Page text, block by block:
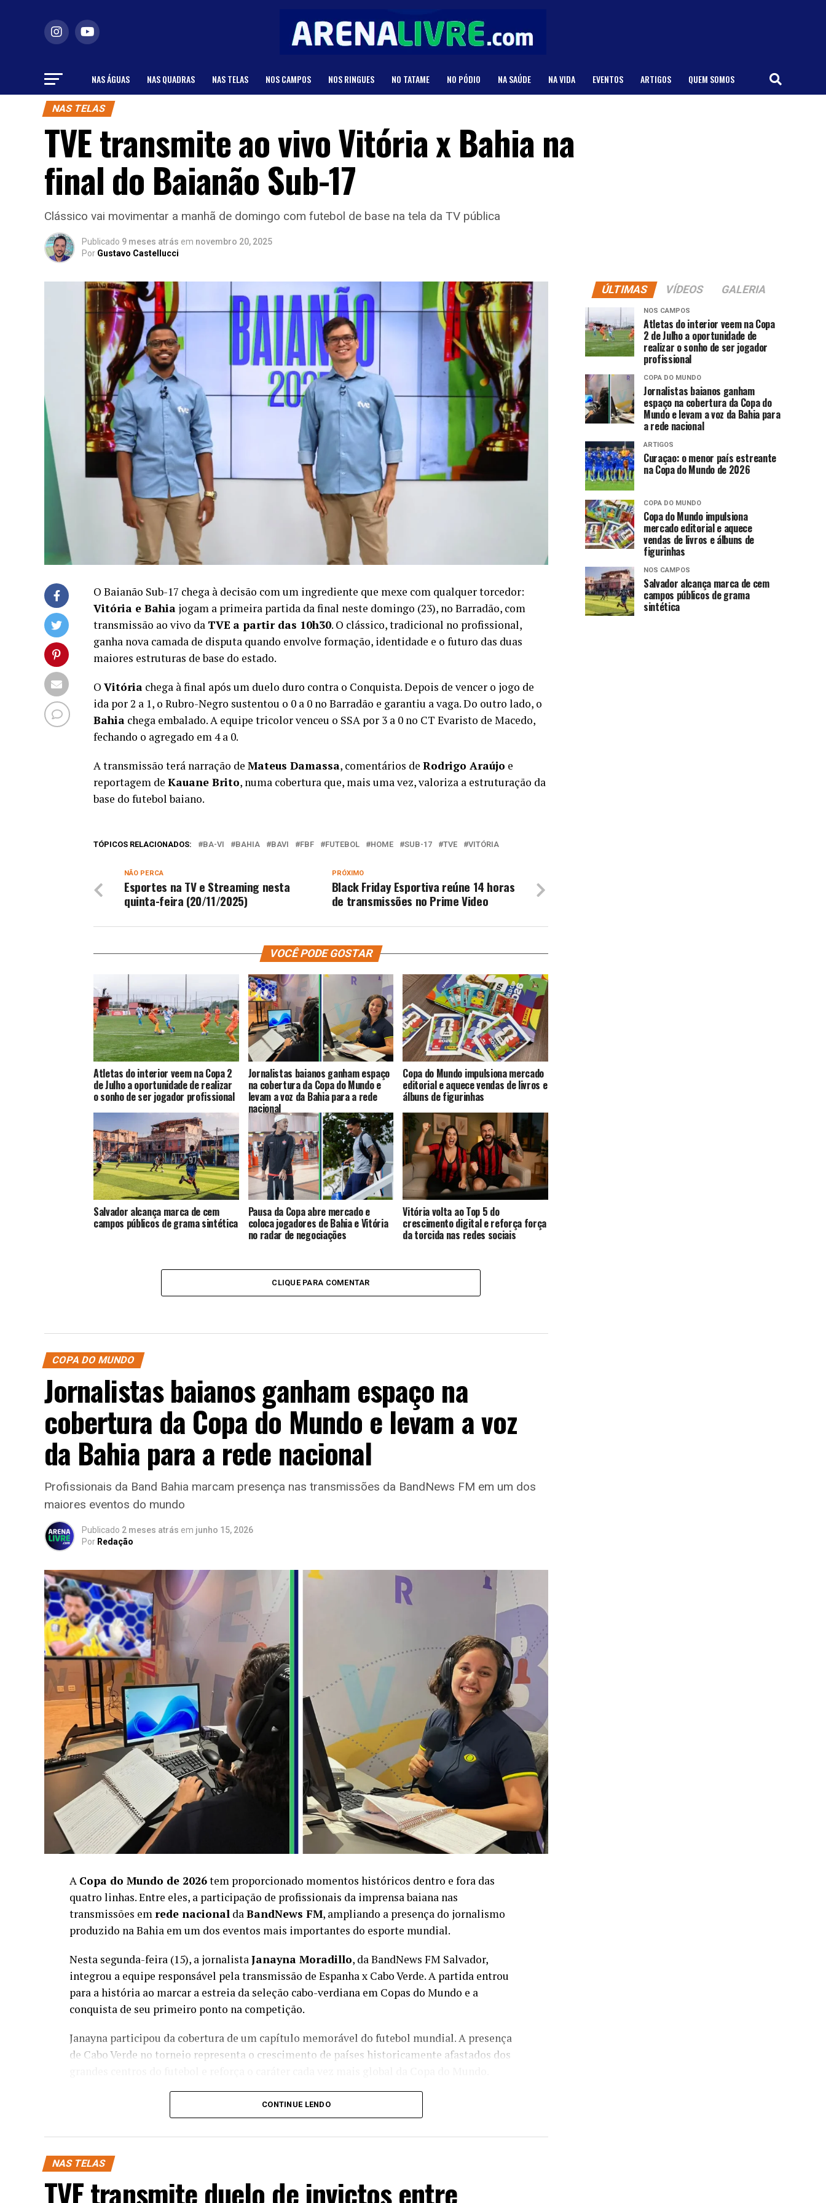
NAS ÁGUAS NAS QUADRAS NAS TELAS NOS CAMPOS NOS RINGUES NO TATAME NO PÓDIO NA SAÚDE NA VIDA EVENTOS ARTIGOS QUEM SOMOS
NAS TELAS
TVE transmite ao vivo Vitória x Bahia na
final do Baianão Sub-17
Clássico vai movimentar a manhã de domingo com futebol de base na tela da TV pública
Publicado 9 meses atrás em novembro 20, 2025
Por Gustavo Castellucci
O Baianão Sub-17 chega à decisão com um ingrediente que mexe com qualquer torcedor:
Vitória e Bahia jogam a primeira partida da final neste domingo (23), no Barradão, com
transmissão ao vivo da TVE a partir das 10h30. O clássico, tradicional no profissional,
ganha nova camada de disputa quando envolve formação, identidade e o futuro das duas
maiores estruturas de base do estado.
O Vitória chega à final após um duelo duro contra o Conquista. Depois de vencer o jogo de
ida por 2 a 1, o Rubro-Negro sustentou o 0 a 0 no Barradão e garantiu a vaga. Do outro lado, o
Bahia chega embalado. A equipe tricolor venceu o SSA por 3 a 0 no CT Evaristo de Macedo,
fechando o agregado em 4 a 0.
A transmissão terá narração de Mateus Damassa, comentários de Rodrigo Araújo e
reportagem de Kauane Brito, numa cobertura que, mais uma vez, valoriza a estruturação da
base do futebol baiano.
TÓPICOS RELACIONADOS: BA-VI BAHIA BAVI FBF FUTEBOL HOME SUB-17 TVE VITÓRIA
PRÓXIMO
Black Friday Esportiva reúne 14 horas
de transmissões no Prime Video
NÃO PERCA
Esportes na TV e Streaming nesta
quinta-feira (20/11/2025)
VOCÊ PODE GOSTAR
Atletas do interior veem na Copa 2
de Julho a oportunidade de realizar
o sonho de ser jogador profissional
Jornalistas baianos ganham espaço
na cobertura da Copa do Mundo e
levam a voz da Bahia para a rede
nacional
Copa do Mundo impulsiona mercado
editorial e aquece vendas de livros e
álbuns de figurinhas
Salvador alcança marca de cem
campos públicos de grama sintética
Pausa da Copa abre mercado e
coloca jogadores de Bahia e Vitória
no radar de negociações
Vitória volta ao Top 5 do
crescimento digital e reforça força
da torcida nas redes sociais
CLIQUE PARA COMENTAR
COPA DO MUNDO
Jornalistas baianos ganham espaço na
cobertura da Copa do Mundo e levam a voz
da Bahia para a rede nacional
Profissionais da Band Bahia marcam presença nas transmissões da BandNews FM em um dos
maiores eventos do mundo
Publicado 2 meses atrás em junho 15, 2026
Por Redação
A Copa do Mundo de 2026tem proporcionado momentos históricos dentro e fora das
quatro linhas. Entre eles, a participação de profissionais da imprensa baiana nas
transmissões em rede nacional da BandNews FM, ampliando a presença do jornalismo
produzido na Bahia em um dos eventos mais importantes do esporte mundial.
Nesta segunda-feira (15), a jornalista Janayna Moradillo, da BandNews FM Salvador,
integrou a equipe responsável pela transmissão de Espanha x Cabo Verde. A partida entrou
para a história ao marcar a estreia da seleção cabo-verdiana em Copas do Mundo e a
conquista de seu primeiro ponto na competição.
Janayna participou da cobertura de um capítulo memorável do futebol mundial. A presença
de Cabo Verde no torneio representa o crescimento de países historicamente afastados dos
A participação da jornalista baiana na rede nacional terá continuidade ao longo da
competição. Ela também estará nas transmissões de Portugal x Uzbequistão, no dia 23 de
Outro representante da Bahia escalado para a cobertura é o jornalista
Tunísia x Holanda, em 25 de junho.
CONTINUE LENDO
NAS TELAS
TVE transmite duelo de invictos entre
ÚLTIMAS VÍDEOS GALERIA
NOS CAMPOS
Atletas do interior veem na Copa
2 de Julho a oportunidade de
realizar o sonho de ser jogador
profissional
COPA DO MUNDO
Jornalistas baianos ganham
espaço na cobertura da Copa do
Mundo e levam a voz da Bahia para
a rede nacional
ARTIGOS
Curaçao: o menor país estreante
na Copa do Mundo de 2026
COPA DO MUNDO
Copa do Mundo impulsiona
mercado editorial e aquece
vendas de livros e álbuns de
figurinhas
NOS CAMPOS
Salvador alcança marca de cem
campos públicos de grama
sintética